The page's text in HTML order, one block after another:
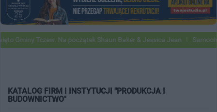
Tczew. Na początek Shaun Baker & Jessica Jean Samochody
KATALOG FIRM I INSTYTUCJI "PRODUKCJA I
BUDOWNICTWO"